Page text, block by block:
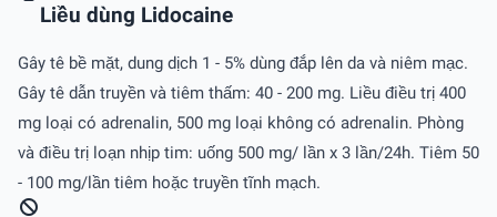
Liều dùng Lidocaine
Gây tê bề mặt, dung dịch 1 - 5% dùng đắp lên da và niêm mạc.
Gây tê dẫn truyền và tiêm thấm: 40 - 200 mg. Liều điều trị 400
mg loại có adrenalin, 500 mg loại không có adrenalin. Phòng
và điều trị loạn nhịp tim: uống 500 mg/ lần x 3 lần/24h. Tiêm 50
- 100 mg/lần tiêm hoặc truyền tĩnh mạch.